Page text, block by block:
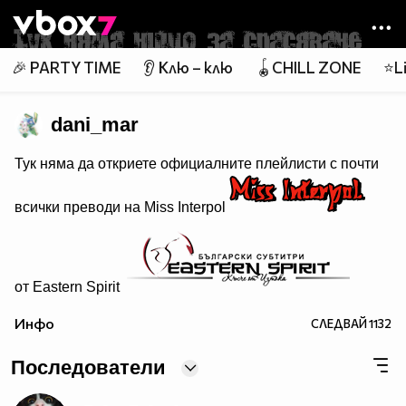
👾
🎉 PARTY TIME 👂 Клю – клю 🪀CHILL ZONE
dani_mar
Тук няма да откриете официалните плейлисти с почти
всички преводи на Miss Interpol
от Eastern Spirit
Завършени проекти:
Инфо СЛЕДВАЙ1132
Последователи